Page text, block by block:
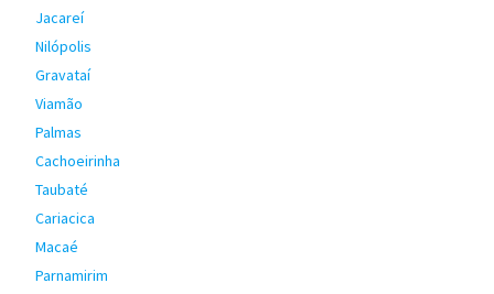
Jacareí
Nilópolis
Gravataí
Viamão
Palmas
Cachoeirinha
Taubaté
Cariacica
Macaé
Parnamirim